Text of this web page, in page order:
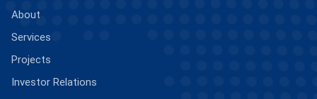
About
Services
Projects
Investor Relations